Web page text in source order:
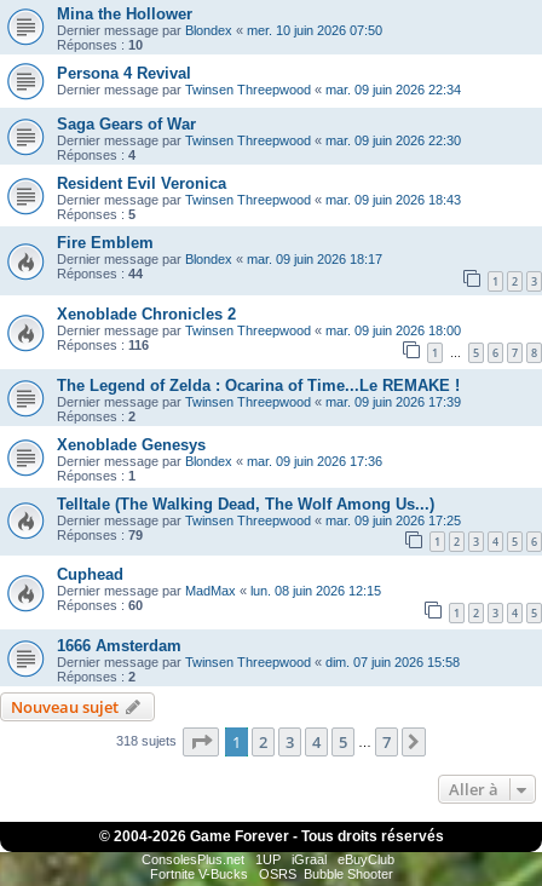
Mina the Hollower
Dernier message par Blondex « mer. 10 juin 2026 07:50
Réponses : 10
Persona 4 Revival
Dernier message par Twinsen Threepwood « mar. 09 juin 2026 22:34
Saga Gears of War
Dernier message par Twinsen Threepwood « mar. 09 juin 2026 22:30
Réponses : 4
Resident Evil Veronica
Dernier message par Twinsen Threepwood « mar. 09 juin 2026 18:43
Réponses : 5
Fire Emblem
Dernier message par Blondex « mar. 09 juin 2026 18:17
Réponses : 44 1 2 3
Xenoblade Chronicles 2
Dernier message par Twinsen Threepwood « mar. 09 juin 2026 18:00
Réponses : 116 1 … 5 6 7 8
The Legend of Zelda : Ocarina of Time...Le REMAKE !
Dernier message par Twinsen Threepwood « mar. 09 juin 2026 17:39
Réponses : 2
Xenoblade Genesys
Dernier message par Blondex « mar. 09 juin 2026 17:36
Réponses : 1
Telltale (The Walking Dead, The Wolf Among Us...)
Dernier message par Twinsen Threepwood « mar. 09 juin 2026 17:25
Réponses : 79 1 2 3 4 5 6
Cuphead
Dernier message par MadMax « lun. 08 juin 2026 12:15
Réponses : 60 1 2 3 4 5
1666 Amsterdam
Dernier message par Twinsen Threepwood « dim. 07 juin 2026 15:58
Réponses : 2
Nouveau sujet
318 sujets Page 1sur7
1 2 3 4 5 7
Aller à
© 2004-2026 Game Forever - Tous droits réservés
ConsolesPlus.net 1UP iGraal
eBuyClub
Fortnite V-Bucks
OSRS Bubble Shooter